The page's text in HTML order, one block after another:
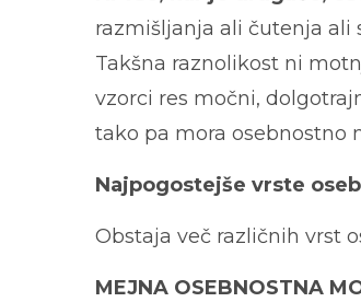
razmišljanja ali čutenja ali
Takšna raznolikost ni
vzorci res močni,
tako pa mora osebnostno
Najpogostejše vrste
Obstaja več različnih vrst
MEJNA OSEBNOSTNA